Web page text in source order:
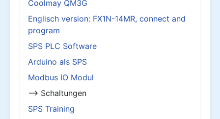
Coolmay QM3G
Englisch version: FX1N-14MR, connect and
program
SPS PLC Software
Arduino als SPS
Modbus IO Modul
--> Schaltungen
SPS Training